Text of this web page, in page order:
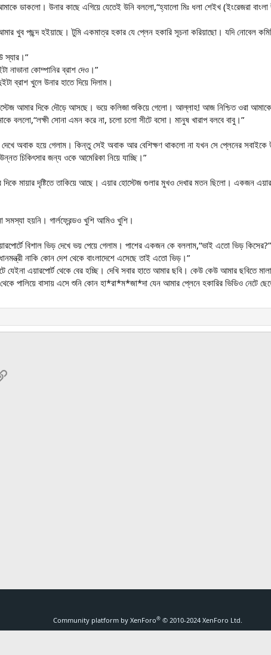
ডাকলো। উনার কাছে এগিয়ে যেতেই উনি বললো,“হ্যালো মিঃ ধলা শেইখ (ইংরেজরা
খুব পছন্দ হইয়াছে। টুমি একমাত্র হকার যে প্লেন হকারি সূচনা করিয়াছো। যদি নোবেল
স্যার।”
নাভানা কোম্পানির ব্রাশ দেও।”
ব্রাশ খুলে উনার হাতে দিয়ে দিলাম।
আমার দিকে দৌড়ে আসছে। ভয়ে কলিজা শুকিয়ে গেলো। আল্লাহ! আজ নিশ্চিত ওরা আমাকে
বললো,“লক্ষী সোনা এমন করে না, চলো চলো সীটে বসো। মানুষ খারাপ বলবে বাবু।”
দেখে অবাক হয়ে গেলাম। কিন্তু সেই অবাক আর বেশিক্ষণ থাকলো না যখন সে প্লেনের সবাইকে
চিকিৎসার জন্য ওকে আমেরিকা নিয়ে যাচ্ছি।”
দিকে মায়ার দৃষ্টিতে তাকিয়ে আছে। এয়ার হোস্টেজ গুলার মুখও দেখার মতন ছিলো। একজন
হয়নি। গার্লফ্রেন্ডও খুশি আমিও খুশি।
বিশাল ভিড় দেখে ভয় পেয়ে গেলাম। পাশের একজন কে বললাম,“ভাই এতো ভিড় কিসের?”
নাকি কোন দেশ থেকে বাংলাদেশে এসেছে তাই এতো ভিড়।”
এয়ারপোর্ট থেকে বের হচ্ছি। দেখি সবার হাতে আমার ছবি। কেউ কেউ আমার ছবিতে
পালিয়ে বাসায় এসে শুনি কোন হা*রা*ম*জা*দা যেন আমার প্লেনে হকারির ভিডিও নেটে
Link
Community platform by XenForo® © 2010-2024 XenForo Ltd.